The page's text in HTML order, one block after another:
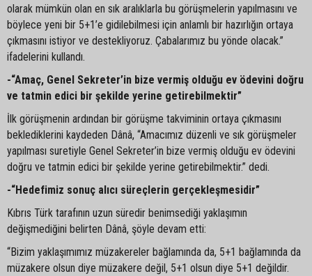
olarak mümkün olan en sık aralıklarla bu görüşmelerin yapılmasını ve
böylece yeni bir 5+1’e gidilebilmesi için anlamlı bir hazırlığın ortaya
çıkmasını istiyor ve destekliyoruz. Çabalarımız bu yönde olacak.”
ifadelerini kullandı.
-“Amaç, Genel Sekreter’in bize vermiş olduğu ev ödevini doğru
ve tatmin edici bir şekilde yerine getirebilmektir”
İlk görüşmenin ardından bir görüşme takviminin ortaya çıkmasını
beklediklerini kaydeden Dânâ, “Amacımız düzenli ve sık görüşmeler
yapılması suretiyle Genel Sekreter’in bize vermiş olduğu ev ödevini
doğru ve tatmin edici bir şekilde yerine getirebilmektir.” dedi.
-“Hedefimiz sonuç alıcı süreçlerin gerçekleşmesidir”
Kıbrıs Türk tarafının uzun süredir benimsediği yaklaşımın
değişmediğini belirten Dânâ, şöyle devam etti:
“Bizim yaklaşımımız müzakereler bağlamında da, 5+1 bağlamında da
müzakere olsun diye müzakere değil, 5+1 olsun diye 5+1 değildir.